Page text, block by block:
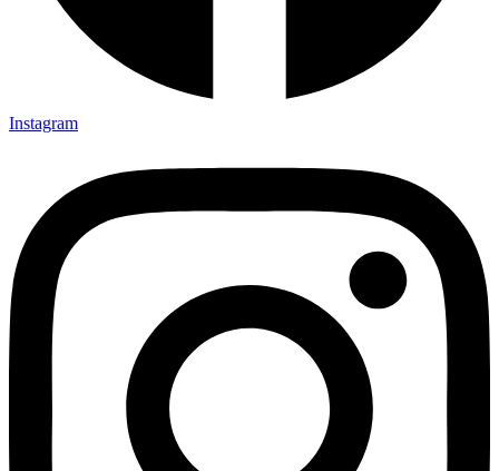
Instagram